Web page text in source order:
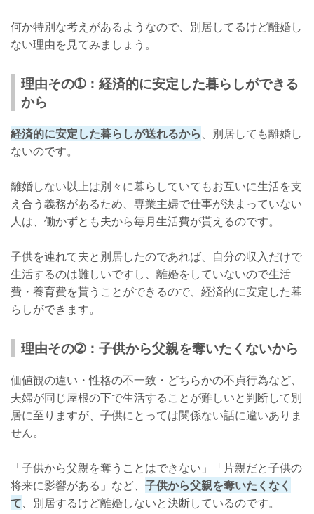
何か特別な考えがあるようなので、別居してるけど離婚し
ない理由を見てみましょう。
理由その➀：経済的に安定した暮らしができる
から
経済的に安定した暮らしが送れるから、別居しても離婚し
ないのです。
離婚しない以上は別々に暮らしていてもお互いに生活を支
え合う義務があるため、専業主婦で仕事が決まっていない
人は、働かずとも夫から毎月生活費が貰えるのです。
子供を連れて夫と別居したのであれば、自分の収入だけで
生活するのは難しいですし、離婚をしていないので生活
費・養育費を貰うことができるので、経済的に安定した暮
らしができます。
理由その➁：子供から父親を奪いたくないから
価値観の違い・性格の不一致・どちらかの不貞行為など、
夫婦が同じ屋根の下で生活することが難しいと判断して別
居に至りますが、子供にとっては関係ない話に違いありま
せん。
「子供から父親を奪うことはできない」「片親だと子供の
将来に影響がある」など、 子供から父親を奪いたくなく
て、別居するけど離婚しないと決断しているのです。